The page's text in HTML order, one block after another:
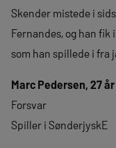
Skender mistede i
Fernandes, og han
som han spillede i fra
Marc Pedersen, 27 år
Forsvar
Spiller i SønderjyskE